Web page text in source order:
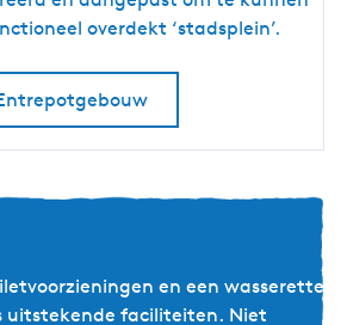
overdekt ‘stadsplein’.
en een wasserette
uitstekende faciliteiten. Niet